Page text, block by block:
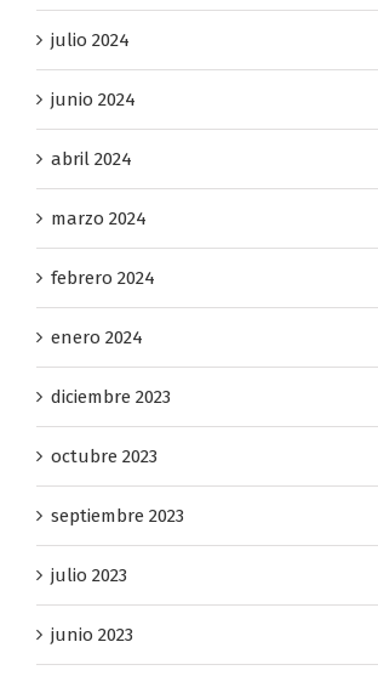
julio 2024
junio 2024
abril 2024
marzo 2024
febrero 2024
enero 2024
diciembre 2023
octubre 2023
septiembre 2023
julio 2023
junio 2023